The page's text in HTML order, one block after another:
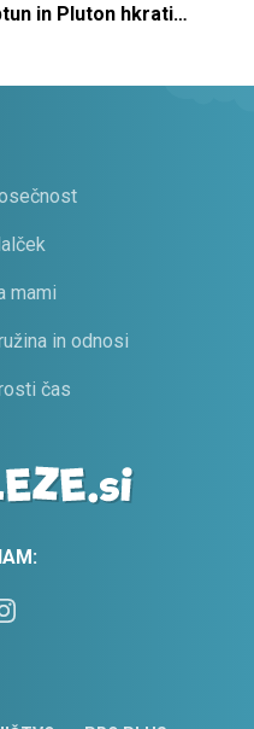
in Pluton hkrati
mami
in odnosi
čas